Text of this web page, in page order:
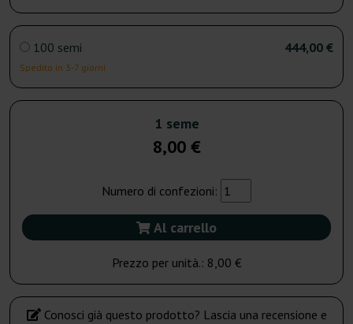
100 semi
Spedito in 3-7 giorni
444,00 €
1 seme
8,00 €
Numero di confezioni:
Al carrello
Prezzo per unità.: 8,00 €
Conosci già questo prodotto? Lascia una recensione e